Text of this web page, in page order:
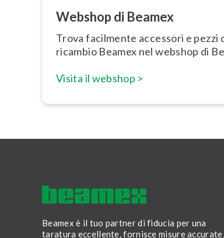
Webshop di Beamex
Trova facilmente accessori e pezzi
ricambio Beamex nel webshop di
Visita il webshop >
Beamex è il tuo partner di fiducia per una
taratura eccellente, fornisce misure accurate,